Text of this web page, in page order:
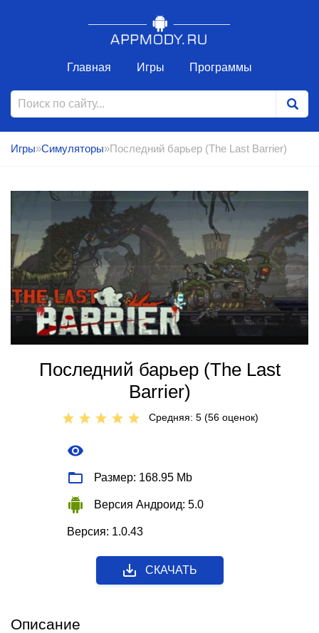
Главная Игры Программы
Игры»Симуляторы»Последний барьер (The Last Barrier)
Последний барьер (The Last
Barrier)
Средняя: 5 (56 оценок)
Размер: 168.95 Mb
Версия Андроид: 5.0
Версия: 1.0.43
СКАЧАТЬ
Описание